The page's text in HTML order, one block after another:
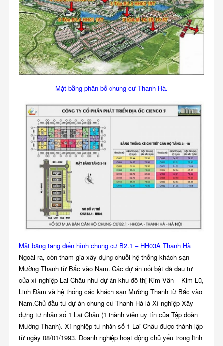
Mặt bằng phân bố chung cư Thanh Hà.
Mặt bằng tầng điển hình chung cư B2.1 – HH03A Thanh Hà
Ngoài ra, còn tham gia xây dựng chuỗi hệ thống khách sạn
Mường Thanh từ Bắc vào Nam. Các dự án nổi bật đã đầu tư
của xí nghiệp Lai Châu như dự án khu đô thị Kim Văn – Kim Lũ,
Linh Đàm và hệ thống các khách sạn Mường Thanh từ Bắc vào
Nam.Chủ đầu tư dự án chung cư Thanh Hà là Xí nghiệp Xây
dựng tư nhân số 1 Lai Châu (1 thành viên uy tín của Tập đoàn
Mường Thanh). Xí nghiệp tư nhân số 1 Lai Châu được thành lập
từ ngày 08/01/1993. Doanh nghiệp hoạt động chủ yếu trong lĩnh